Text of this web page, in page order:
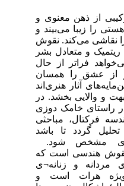
معنوی و
می‌بیند و
می‌کند. نقوش
متعادل بشر
از حال
را همسان
آثار هنری‌اند
بخشد. در
خامک دوزی
مباحثی
تا باشد
شود.
است که
و زنانه¬ی
است و